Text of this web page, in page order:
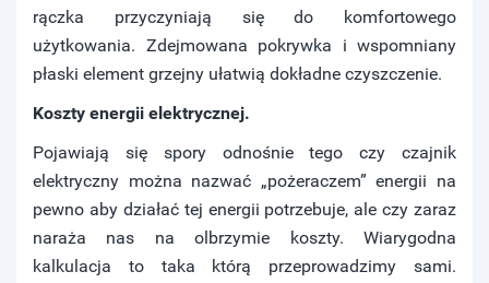
rączka przyczyniają się do komfortowego
użytkowania. Zdejmowana pokrywka i wspomniany
płaski element grzejny ułatwią dokładne czyszczenie.
Koszty energii elektrycznej.
Pojawiają się spory odnośnie tego czy czajnik
elektryczny można nazwać „pożeraczem” energii na
pewno aby działać tej energii potrzebuje, ale czy zaraz
naraża nas na olbrzymie koszty. Wiarygodna
kalkulacja to taka którą przeprowadzimy sami.